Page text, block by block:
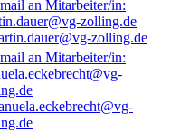
zolling.de